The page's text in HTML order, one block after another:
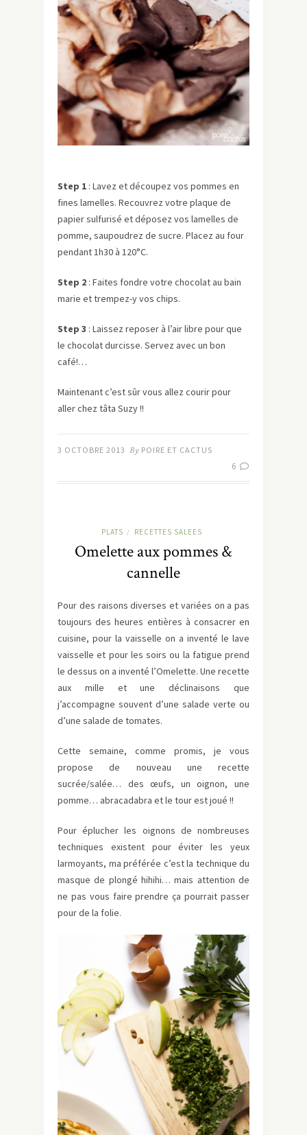
Step 1 : Lavez et découpez vos pommes en
fines lamelles. Recouvrez votre plaque de
papier sulfurisé et déposez vos lamelles de
pomme, saupoudrez de sucre. Placez au four
pendant 1h30 à 120°C.
Step 2 : Faites fondre votre chocolat au bain
marie et trempez-y vos chips.
Step 3 : Laissez reposer à l’air libre pour que
le chocolat durcisse. Servez avec un bon
café!…
Maintenant c’est sûr vous allez courir pour
aller chez tâta Suzy !!
3 OCTOBRE 2013 By POIRE ET CACTUS
6
PLATS / RECETTES SALEES
Omelette aux pommes &
cannelle
Pour des raisons diverses et variées on a pas
toujours des heures entières à consacrer en
cuisine, pour la vaisselle on a inventé le lave
vaisselle et pour les soirs ou la fatigue prend
le dessus on a inventé l’Omelette. Une recette
aux mille et une déclinaisons que
j’accompagne souvent d’une salade verte ou
d’une salade de tomates.
Cette semaine, comme promis, je vous
propose de nouveau une recette
sucrée/salée… des œufs, un oignon, une
pomme… abracadabra et le tour est joué !!
Pour éplucher les oignons de nombreuses
techniques existent pour éviter les yeux
larmoyants, ma préférée c’est la technique du
masque de plongé hihihi… mais attention de
ne pas vous faire prendre ça pourrait passer
pour de la folie.